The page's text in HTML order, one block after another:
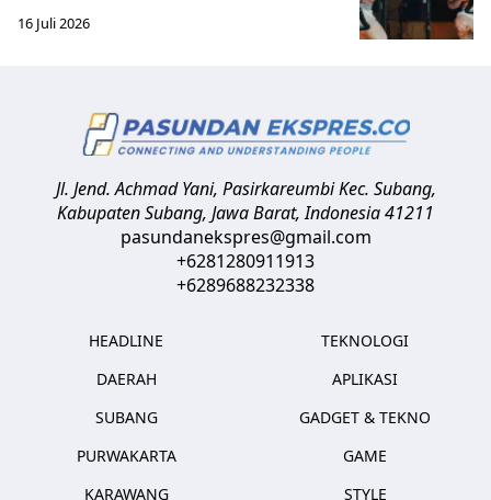
16 Juli 2026
Jl. Jend. Achmad Yani, Pasirkareumbi Kec. Subang,
Kabupaten Subang, Jawa Barat,Indonesia41211
pasundanekspres@gmail.com
+6281280911913
+6289688232338
HEADLINE
DAERAH
SUBANG
PURWAKARTA
KARAWANG
TEKNOLOGI
APLIKASI
GADGET & TEKNO
GAME
STYLE